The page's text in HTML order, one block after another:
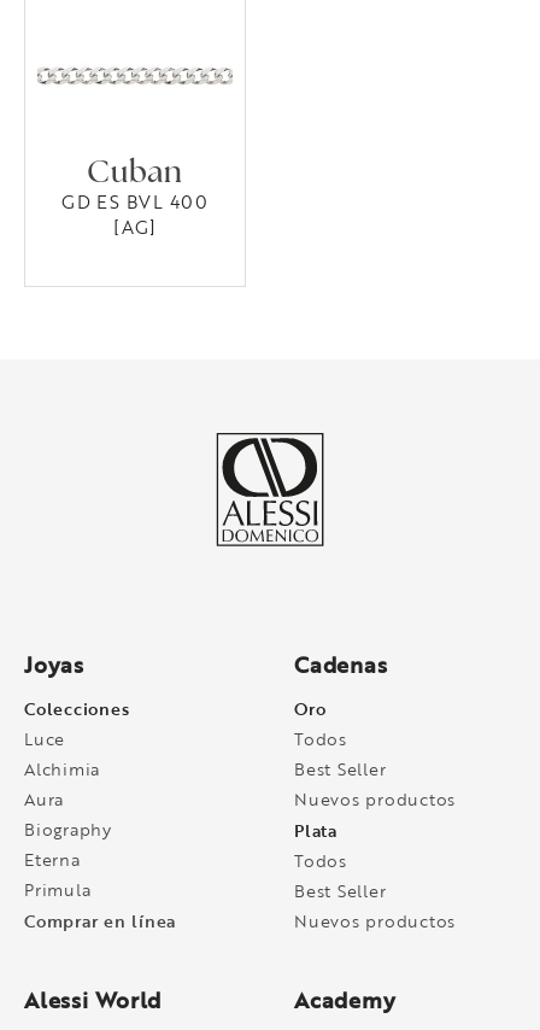
Cuban
GD ES BVL 400
[AG]
Joyas
Colecciones
Luce
Alchimia
Aura
Biography
Eterna
Primula
Comprar en línea
Cadenas
Oro
Todos
Best Seller
Nuevos productos
Plata
Todos
Best Seller
Nuevos productos
Alessi World Academy